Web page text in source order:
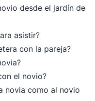
desde el jardín de
asistir?
con la pareja?
el novio?
novia como al novio